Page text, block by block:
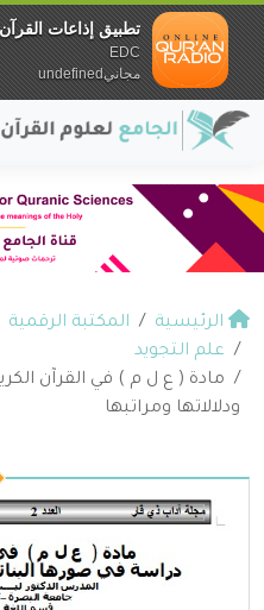
الرئيسية المكتبة الرقمية
علم التجويد
مادة ( ع ل م ) في القرآن
ودلالاتها ومراتبها
تطبيق إذاعات
EDC
مجانيundefined